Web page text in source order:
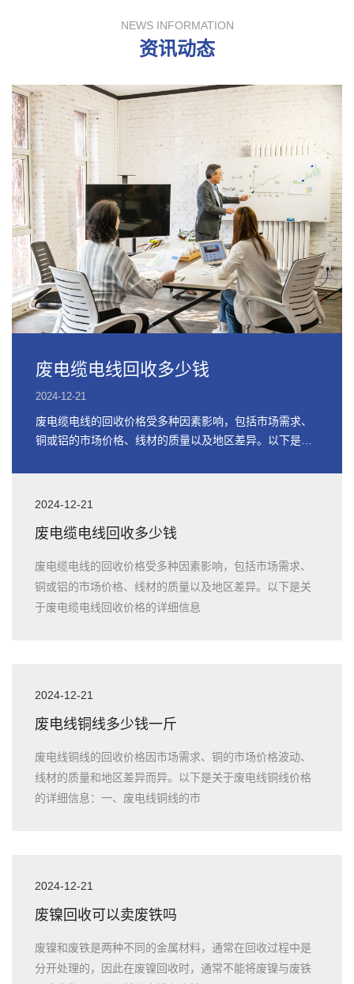
NEWS INFORMATION
资讯动态
废电缆电线回收多少钱
2024-12-21
废电缆电线的回收价格受多种因素影响，包括市场需求、
铜或铝的市场价格、线材的质量以及地区差异。以下是关
2024-12-21
废电缆电线回收多少钱
废电缆电线的回收价格受多种因素影响，包括市场需求、
铜或铝的市场价格、线材的质量以及地区差异。以下是关
于废电缆电线回收价格的详细信息
2024-12-21
废电线铜线多少钱一斤
废电线铜线的回收价格因市场需求、铜的市场价格波动、
线材的质量和地区差异而异。以下是关于废电线铜线价格
的详细信息：一、废电线铜线的市
2024-12-21
废镍回收可以卖废铁吗
废镍和废铁是两种不同的金属材料，通常在回收过程中是
分开处理的，因此在废镍回收时，通常不能将废镍与废铁